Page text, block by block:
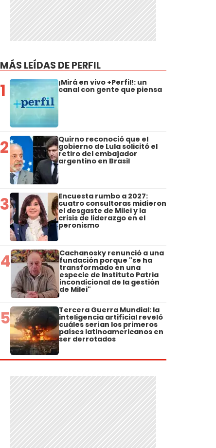
MÁS LEÍDAS DE PERFIL
1 ¡Mirá en vivo +Perfil!: un
canal con gente que piensa
2 Quirno reconoció que el
gobierno de Lula solicitó el
retiro del embajador
argentino en Brasil
3 Encuesta rumbo a 2027:
cuatro consultoras midieron
el desgaste de Milei y la
crisis de liderazgo en el
peronismo
4 Cachanosky renunció a una
fundación porque "se ha
transformado en una
especie de Instituto Patria
incondicional de la gestión
de Milei"
5 Tercera Guerra Mundial: la
inteligencia artificial reveló
cuáles serían los primeros
países latinoamericanos en
ser derrotados